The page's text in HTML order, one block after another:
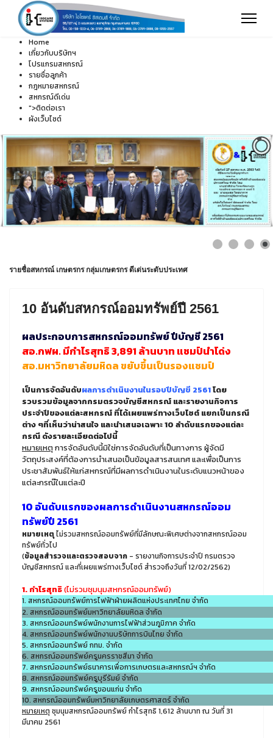
Home
เกี่ยวกับบริษัทฯ
โปรแกรมสหกรณ์
รายชื่อลูกค้า
กฎหมายสหกรณ์
สหกรณ์ดีเด่น
">ติดต่อเรา
ผังเว็บไซต์
รายชื่อสหกรณ์ เกษตรกร กลุ่มเกษตรกร ดีเด่นระดับประเทศ
10 อันดับสหกรณ์ออมทรัพย์ปี 2561
ผลประกอบการสหกรณ์ออมทรัพย์ ปีบัญชี 2561
สอ.กฟผ. มีกำไรสุทธิ 3,891 ล้านบาท แชมป์นำโด่ง
สอ.มหาวิทยาลัยมหิดล ขยับขึ้นเป็นรองแชมป์
เป็นการจัดอันดับผลการดำเนินงานในรอบปีบัญขี 2561โดย
รวบรวมข้อมูลจากกรมตรวจบัญชีสหกรณ์ และรายงานกิจการ
ประจำปีของแต่ละสหกรณ์ ที่ได้เผยแพร่ทางเว็บไซต์ แยกเป็นกรณี
ต่าง ๆที่เห็นว่าน่าสนใจ และนำเสนอเฉพาะ 10 ลำดับแรกของแต่ละ
กรณี ดังรายละเอียดต่อไปนี้
หมายเหตุการจัดอันดับนี้มิใช่การจัดอันดับที่เป็นทางการ ผู้จัดมี
วัตถุประสงค์ที่ต้องการนำเสนอเป็นข้อมูลสารสนเทศ และเพื่อเป็นการ
ประชาสัมพันธ์ให้แก่สหกรณ์ที่มีผลการดำเนินงานในระดับแนวหน้าของ
แต่ละกรณ๊ในแต่ละปี
10 อันดับแรกของผลการดำเนินงานสหกรณ์ออม
ทรัพย์ปี 2561
หมายเหตุไม่รวมสหกรณ์ออมทรัพย์ที่มีลักษณะพิเศษต่างจากสหกรณ์ออม
ทรัพย์ทั่วไป
(ข้อมูลสำรวจและตรวจสอบจาก - รายงานกิจการประจำปี กรมตรวจ
บัญชีสหกรณ์ และที่เผยแพร่ทางเว็บไซต์ สำรวจถึงวันที่ 12/02/2562)
1. กำไรสุทธิ(ไม่รวมชุมนุมสหกรณ์ออมทรัพย์)
1. สหกรณ์ออมทรัพย์การไฟฟ้าฝ่ายผลิตแห่งประเทศไทย จำกัด
2. สหกรณ์ออมทรัพย์มหาวิทยาลัยมหิดล จำกัด
3. สหกรณ์ออมทรัพย์พนักงานการไฟฟ้าส่วนภูมิภาค จำกัด
4. สหกรณ์ออมทรัพย์พนักงานบริษัทการบินไทย จำกัด
5. สหกรณ์ออมทรัพย์ กทม. จำกัด
6. สหกรณ์ออมทรัพย์ครูนครราชสีมา จำกัด
7. สหกรณ์ออมทรัพย์ธนาคารเพื่อการเกษตรและสหกรณ์ฯ จำกัด
8. สหกรณ์ออมทรัพย์ครูบุรีรัมย์ จำกัด
9. สหกรณ์ออมทรัพย์ครูขอนแก่น จำกัด
10. สหกรณ์ออมทรัพย์มหาวิทยาลัยเกษตรศาสตร์ จำกัด
หมายเหตุ ชุมนุมสหกรณ์ออมทรัพย์ กำไรสุทธิ 1,612 ล้านบาท ณ วันที่ 31
มีนาคม 2561